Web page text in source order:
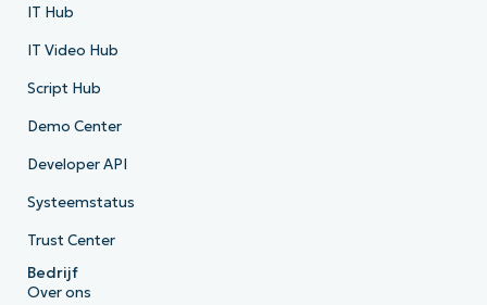
IT Hub
IT Video Hub
Script Hub
Demo Center
Developer API
Systeemstatus
Trust Center
Bedrijf
Over ons